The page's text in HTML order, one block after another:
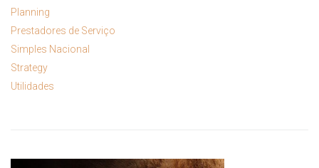
Planning
Prestadores de Serviço
Simples Nacional
Strategy
Utilidades